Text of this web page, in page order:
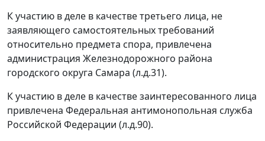
К участию в деле в качестве третьего лица, не
заявляющего самостоятельных требований
относительно предмета спора, привлечена
администрация Железнодорожного района
городского округа Самара (л.д.31).
К участию в деле в качестве заинтересованного лица
привлечена Федеральная антимонопольная служба
Российской Федерации (л.д.90).